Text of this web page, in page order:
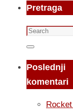
Pretraga
Search
for:
Search
Poslednji
komentari